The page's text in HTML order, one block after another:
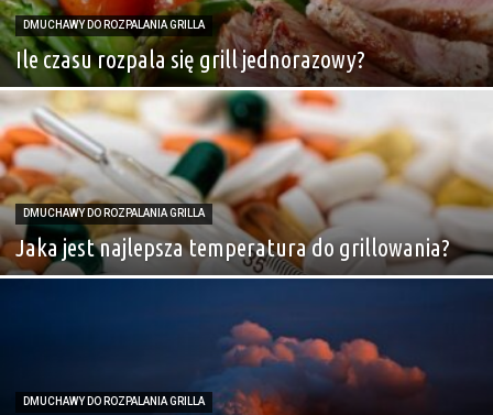
DMUCHAWY DO ROZPALANIA GRILLA
Ile czasu rozpala się grill jednorazowy?
DMUCHAWY DO ROZPALANIA GRILLA
Jaka jest najlepsza temperatura do grillowania?
DMUCHAWY DO ROZPALANIA GRILLA